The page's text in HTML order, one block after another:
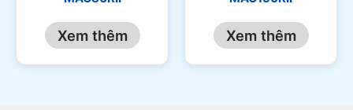
Xem thêm Xem thêm